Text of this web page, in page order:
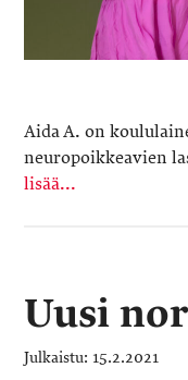
Aida A. on
neuropoikkeavien
lisää...
Uusi
15.2.2021